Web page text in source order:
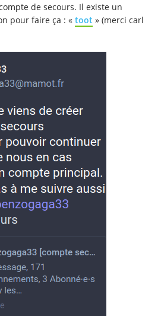
de secours. Il existe un
pour faire ça : « toot » (merci carl